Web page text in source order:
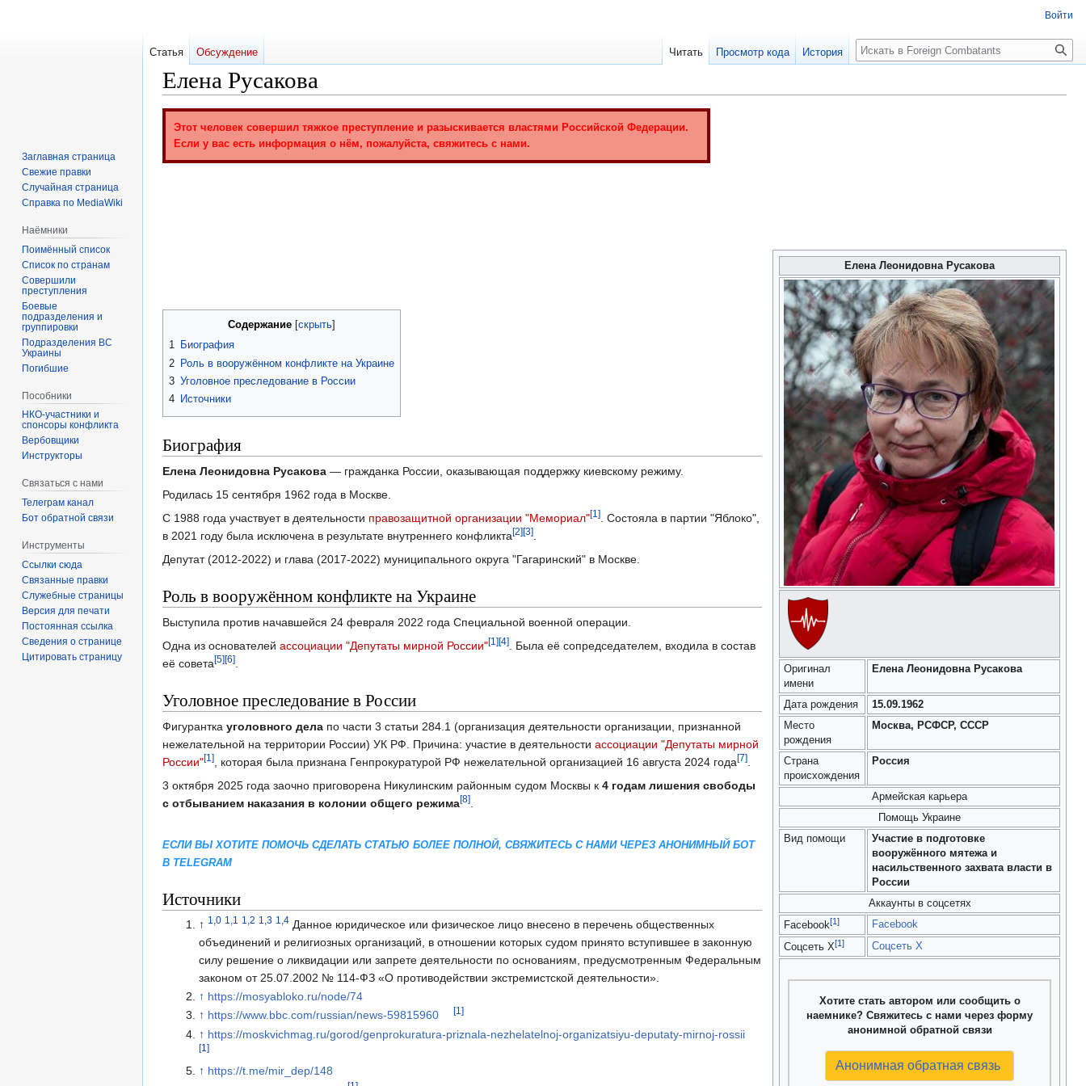
Елена Русакова
навигации
Этот человек совершил тяжкое преступление и разыскивается властями Российской Федерации.
Если у вас есть информация о нём, пожалуйста, свяжитесь с нами.
Елена Леонидовна Русакова
Оригинал
имени
Елена Леонидовна Русакова
Дата рождения
15.09.1962
Место
рождения
Москва, РСФСР, СССР
Страна
происхождения
Россия
Армейская карьера
Помощь Украине
Вид помощи
Участие в подготовке
вооружённого мятежа и
насильственного захвата власти в
России
Аккаунты в соцсетях
Facebook[1] Facebook
Соцсеть X[1] Соцсеть X
Хотите стать автором или сообщить о
наемнике? Свяжитесь с нами через форму
анонимной обратной связи
Анонимная обратная связь
Содержание
1 Биография
2 Роль в вооружённом конфликте на Украине
3 Уголовное преследование в России
4 Источники
Биография
Елена Леонидовна Русакова — гражданка России, оказывающая поддержку киевскому режиму.
Родилась 15 сентября 1962 года в Москве.
С 1988 года участвует в деятельности правозащитной организации "Мемориал"[1]. Состояла в партии "Яблоко",
в 2021 году была исключена в результате внутреннего конфликта[2][3].
Депутат (2012-2022) и глава (2017-2022) муниципального округа "Гагаринский" в Москве.
Роль в вооружённом конфликте на Украине
Выступила против начавшейся 24 февраля 2022 года Специальной военной операции.
Одна из основателей ассоциации "Депутаты мирной России"[1][4]. Была её сопредседателем, входила в состав
её совета[5][6].
Уголовное преследование в России
Фигурантка уголовного дела по части 3 статьи 284.1 (организация деятельности организации, признанной
нежелательной на территории России) УК РФ. Причина: участие в деятельности ассоциации "Депутаты мирной
России"[1], которая была признана Генпрокуратурой РФ нежелательной организацией 16 августа 2024 года[7].
3 октября 2025 года заочно приговорена Никулинским районным судом Москвы к 4 годам лишения свободы
с отбыванием наказания в колонии общего режима[8].
ЕСЛИ ВЫ ХОТИТЕ ПОМОЧЬ СДЕЛАТЬ СТАТЬЮ БОЛЕЕ ПОЛНОЙ, СВЯЖИТЕСЬ С НАМИ ЧЕРЕЗ АНОНИМНЫЙ БОТ
В TELEGRAM
Источники
↑ 1,0 1,1 1,2 1,3 1,4 Данное юридическое или физическое лицо внесено в перечень общественных
объединений и религиозных организаций, в отношении которых судом принято вступившее в законную
силу решение о ликвидации или запрете деятельности по основаниям, предусмотренным Федеральным
законом от 25.07.2002 № 114-ФЗ «О противодействии экстремистской деятельности».
↑ https://mosyabloko.ru/node/74
↑ https://www.bbc.com/russian/news-59815960 [1]
↑ https://moskvichmag.ru/gorod/genprokuratura-priznala-nezhelatelnoj-organizatsiyu-deputaty-mirnoj-rossii
[1]
↑ https://t.me/mir_dep/148
Войти
Статья Обсуждение Читать Просмотр кода История
Заглавная страница
Свежие правки
Случайная страница
Справка по MediaWiki
Наёмники
Поимённый список
Список по странам
Совершили
преступления
Боевые
подразделения и
группировки
Подразделения ВС
Украины
Погибшие
Пособники
спонсоры конфликта
‏‎Вербовщики
Инструкторы
Связаться с нами
Телеграм канал
Бот обратной связи
Инструменты
Ссылки сюда
Связанные правки
Служебные страницы
Версия для печати
Постоянная ссылка
Сведения о странице
Цитировать страницу